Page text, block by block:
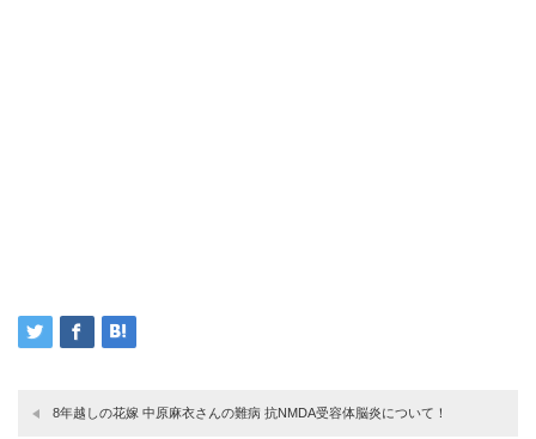
8年越しの花嫁 中原麻衣さんの難病 抗NMDA受容体脳炎について！